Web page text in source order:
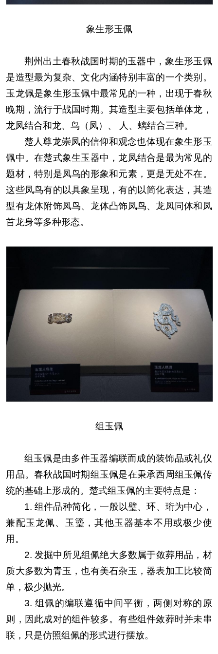
象生形玉佩
荆州出土春秋战国时期的玉器中，象生形玉佩
是造型最为复杂、文化内涵特别丰富的一个类别。
玉龙佩是象生形玉佩中最常见的一种，出现于春秋
晚期，流行于战国时期。其造型主要包括单体龙，
龙凤结合和龙、鸟（凤）、 人、螭结合三种。
楚人尊龙崇凤的信仰和观念也体现在象生形玉
佩中。在楚式象生玉器中，龙凤结合是最为常见的
题材，特别是凤鸟的形象和元素，更是无处不在。
这些凤鸟有的以具象呈现，有的以简化表达，其造
型有龙体附饰凤鸟、龙体凸饰凤鸟、龙凤同体和凤
首龙身等多种形态。
组玉佩
组玉佩是由多件玉器编联而成的装饰品或礼仪
用品。春秋战国时期组玉佩是在秉承西周组玉佩传
统的基础上形成的。楚式组玉佩的主要特点是：
1. 组件品种简化，一般以璧、环、珩为中心，
兼配玉龙佩、玉瑬，其他玉器基本不用或极少使
用。
2. 发掘中所见组佩绝大多数属于敛葬用品，材
质大多数为青玉，也有美石杂玉，器表加工比较简
单，极少抛光。
3. 组佩的编联遵循中间平衡，两侧对称的原
则，因此成对的组件较多。有些组件敛葬时并未串
联，只是仿照组佩的形式进行摆放。